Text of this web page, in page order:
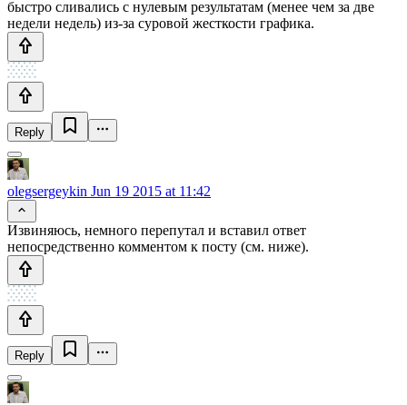
быстро сливались с нулевым результатам (менее чем за две
недели недель) из-за суровой жесткости графика.
Reply
olegsergeykin Jun 19 2015 at 11:42
Извиняюсь, немного перепутал и вставил ответ
непосредственно комментом к посту (см. ниже).
Reply